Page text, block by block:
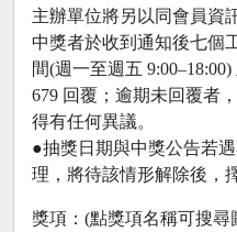
主辦單位將另以同會員資
中獎者於收到通知後七個
間(週一至週五
679 回覆；逾期未回覆者
得有任何異議。
●抽獎日期與中獎公告若
理，將待該情形解除後，
獎項：(點獎項名稱可搜尋